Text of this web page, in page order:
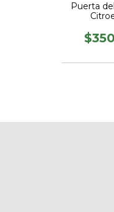
Puerta